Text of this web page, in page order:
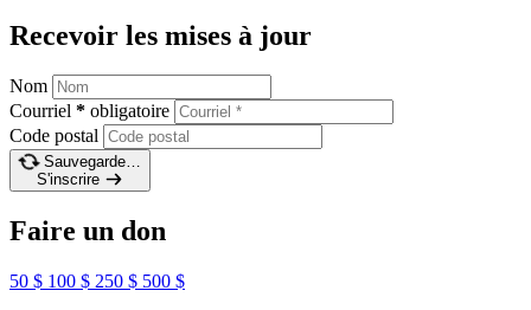
Recevoir les mises à jour
Nom
Courriel * obligatoire
Code postal
Sauvegarde…
S'inscrire
Faire un don
50 $ 100 $ 250 $ 500 $